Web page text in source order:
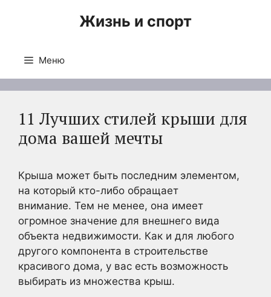
Жизнь и спорт
Меню
11 Лучших стилей крыши для
дома вашей мечты
Крыша может быть последним элементом,
на который кто-либо обращает
внимание. Тем не менее, она имеет
огромное значение для внешнего вида
объекта недвижимости. Как и для любого
другого компонента в строительстве
красивого дома, у вас есть возможность
выбирать из множества крыш.